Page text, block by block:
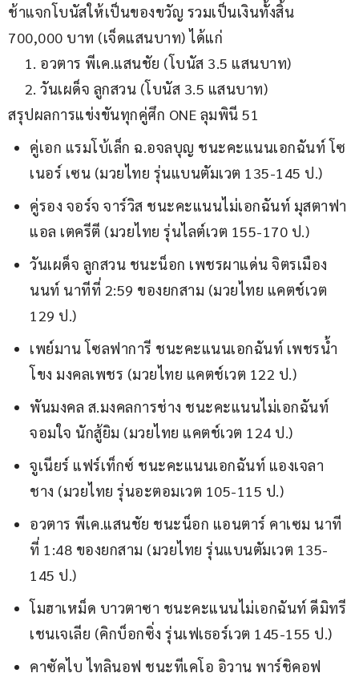
ช้าแจกโบนัสให้เป็นของขวัญ รวมเป็นเงินทั้งสิ้น
700,000 บาท (เจ็ดแสนบาท) ได้แก่
อวตาร พีเค.แสนชัย (โบนัส 3.5 แสนบาท)
วันเผด็จ ลูกสวน (โบนัส 3.5 แสนบาท)
สรุปผลการแข่งขันทุกคู่ศึก ONE ลุมพินี 51
คู่เอก แรมโบ้เล็ก ฉ.อจลบุญ ชนะคะแนนเอกฉันท์ โซ
เนอร์ เซน (มวยไทย รุ่นแบนตัมเวต 135-145 ป.)
คู่รอง จอร์จ จาร์วิส ชนะคะแนนไม่เอกฉันท์ มุสตาฟา
แอล เตครีตี (มวยไทย รุ่นไลต์เวต 155-170 ป.)
วันเผด็จ ลูกสวน ชนะน็อก เพชรผาแด่น จิตรเมือง
นนท์ นาทีที่ 2:59 ของยกสาม (มวยไทย แคตช์เวต
129 ป.)
เพย์มาน โซลฟาการี ชนะคะแนนเอกฉันท์ เพชรน้ำ
โขง มงคลเพชร (มวยไทย แคตช์เวต 122 ป.)
พันมงคล ส.มงคลการช่าง ชนะคะแนนไม่เอกฉันท์
จอมใจ นักสู้ยิม (มวยไทย แคตช์เวต 124 ป.)
จูเนียร์ แฟร์เท็กซ์ ชนะคะแนนเอกฉันท์ แองเจลา
ชาง (มวยไทย รุ่นอะตอมเวต 105-115 ป.)
อวตาร พีเค.แสนชัย ชนะน็อก แอนตาร์ คาเซม นาที
ที่ 1:48 ของยกสาม (มวยไทย รุ่นแบนตัมเวต 135-
145 ป.)
โมฮาเหม็ด บาวตาซา ชนะคะแนนไม่เอกฉันท์ ดีมิทรี
เชนเจเลีย (คิกบ็อกซิ่ง รุ่นเฟเธอร์เวต 145-155 ป.)
คาซัคไบ ไทลินอฟ ชนะทีเคโอ อิวาน พาร์ชิคอฟ